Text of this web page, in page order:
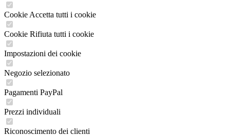
Cookie Accetta tutti i cookie
Cookie Rifiuta tutti i cookie
Impostazioni dei cookie
Negozio selezionato
Pagamenti PayPal
Prezzi individuali
Riconoscimento dei clienti